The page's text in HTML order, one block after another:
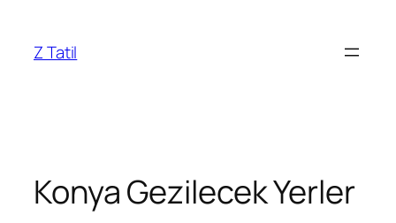
Z Tatil
Konya Gezilecek Yerler